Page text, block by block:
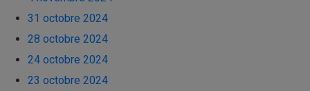
31 octobre 2024
28 octobre 2024
24 octobre 2024
23 octobre 2024